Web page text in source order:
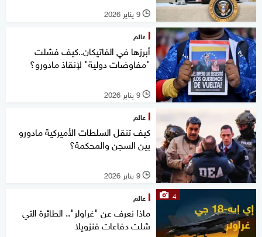
l 9 يناير 2026
عالم
أبرزها في الفاتيكان..كيف فشلت
"مفاوضات دولية" لإنقاذ مادورو؟
l 9 يناير 2026
عالم
كيف تنقل السلطات الأميركية مادورو
بين السجن والمحكمة؟
l 9 يناير 2026
4 عالم
ماذا نعرف عن "غراولر".. الطائرة التي
شلت دفاعات فنزويلا